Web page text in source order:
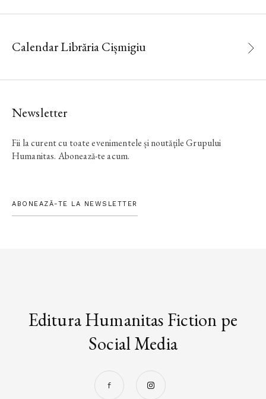
Calendar Librăria Cișmigiu
Newsletter
Fii la curent cu toate evenimentele și noutățile Grupului
Humanitas. Abonează-te acum.
ABONEAZĂ-TE LA NEWSLETTER
Editura Humanitas Fiction pe
Social Media